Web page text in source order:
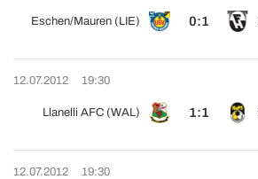
Eschen/Mauren (LIE) 0:1
12.07.2012 19:30
Llanelli AFC (WAL) 1:1
12.07.2012
19:30